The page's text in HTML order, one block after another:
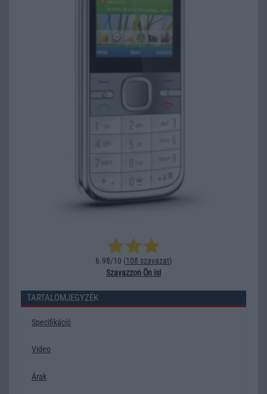
6.98/10 (108 szavazat)
Szavazzon Ön is!
TARTALOMJEGYZÉK
Specifikáció
Video
Árak